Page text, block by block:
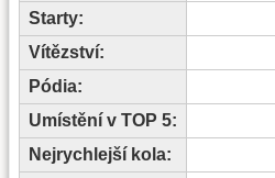
Starty:
Vítězství:
Pódia:
Umístění v TOP 5:
Nejrychlejší kola: